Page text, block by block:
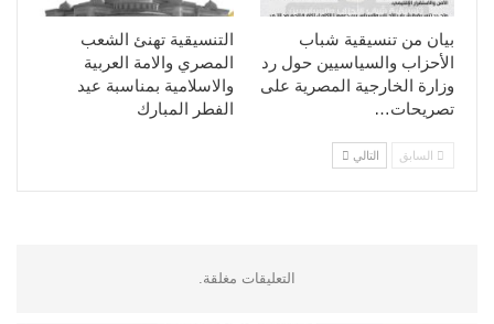
التنسيقية تهنئ الشعب
المصري والامة العربية
والاسلامية بمناسبة عيد
الفطر المبارك
بيان من تنسيقية شباب
الأحزاب والسياسيين حول رد
وزارة الخارجية المصرية على
تصريحات…
السابق التالي
التعليقات مغلقة.